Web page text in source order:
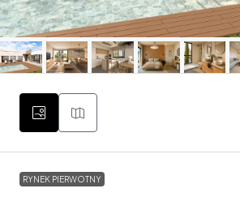
RYNEK PIERWOTNY